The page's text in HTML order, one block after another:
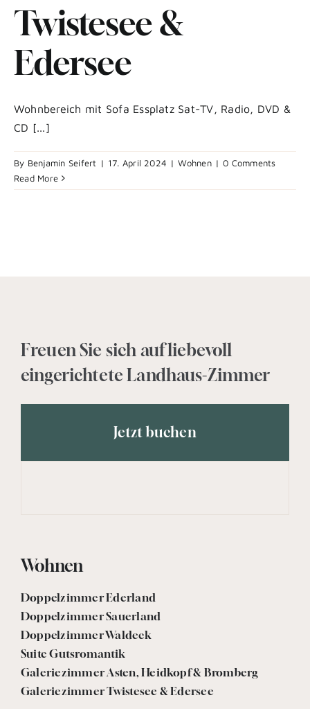
Twistesee &
Edersee
Wohnbereich mit Sofa Essplatz Sat-TV, Radio, DVD &
CD [...]
By Benjamin Seifert | 17. April 2024 | Wohnen | 0 Comments
Read More
Freuen Sie sich auf liebevoll
eingerichtete Landhaus-Zimmer
Jetzt buchen
Wohnen
Doppelzimmer Ederland
Doppelzimmer Sauerland
Doppelzimmer Waldeck
Suite Gutsromantik
Galeriezimmer Asten, Heidkopf & Bromberg
Galeriezimmer Twistesee & Edersee